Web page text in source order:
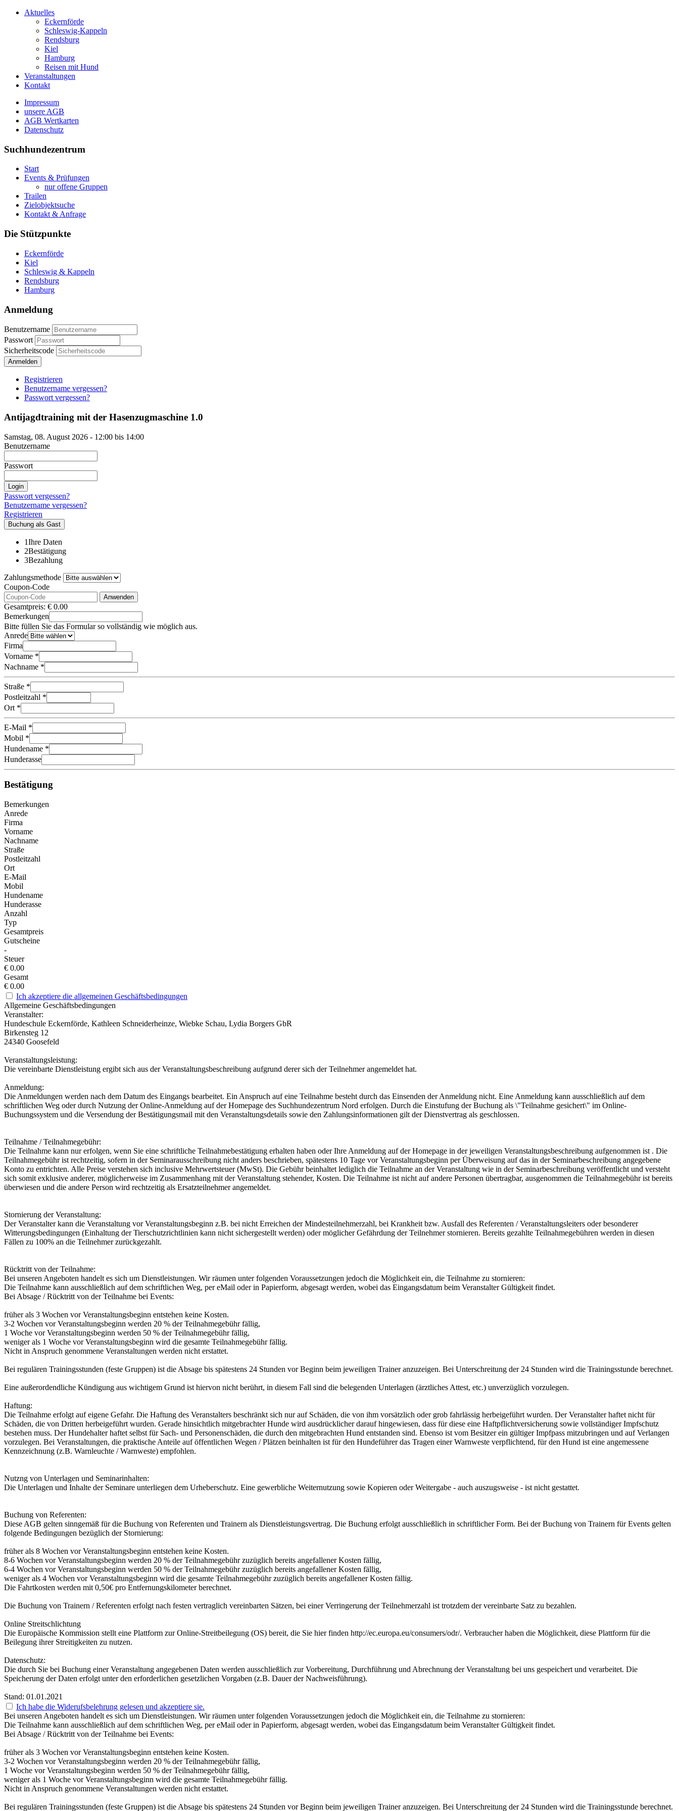
Aktuelles
Eckernförde
Schleswig-Kappeln
Rendsburg
Kiel
Hamburg
Reisen mit Hund
Veranstaltungen
Kontakt
Impressum
unsere AGB
AGB Wertkarten
Datenschutz
Suchhundezentrum
Start
Events & Prüfungen
nur offene Gruppen
Trailen
Zielobjektsuche
Kontakt & Anfrage
Die Stützpunkte
Eckernförde
Kiel
Schleswig & Kappeln
Rendsburg
Hamburg
Anmeldung
Benutzername
Passwort
Sicherheitscode
Anmelden
Registrieren
Benutzername vergessen?
Passwort vergessen?
Antijagdtraining mit der Hasenzugmaschine 1.0
Samstag, 08. August 2026 - 12:00 bis 14:00
Benutzername
Passwort
Login
Passwort vergessen?
Benutzername vergessen?
Registrieren
Buchung als Gast
1Ihre Daten
2Bestätigung
3Bezahlung
Zahlungsmethode
Coupon-Code
Anwenden
Gesamtpreis: € 0.00
Bemerkungen
Bitte füllen Sie das Formular so vollständig wie möglich aus.
Anrede
Firma
Vorname *
Nachname *
Straße *
Postleitzahl *
Ort *
E-Mail *
Mobil *
Hundename *
Hunderasse
Bestätigung
Bemerkungen
Anrede
Firma
Vorname
Nachname
Straße
Postleitzahl
Ort
E-Mail
Mobil
Hundename
Hunderasse
Anzahl
Typ
Gesamtpreis
Gutscheine
-
Steuer
€ 0.00
Gesamt
€ 0.00
Ich akzeptiere die allgemeinen Geschäftsbedingungen
Allgemeine Geschäftsbedingungen
Veranstalter:
Hundeschule Eckernförde, Kathleen Schneiderheinze, Wiebke Schau, Lydia Borgers GbR
Birkensteg 12
24340 Goosefeld
Veranstaltungsleistung:
Die vereinbarte Dienstleistung ergibt sich aus der Veranstaltungsbeschreibung aufgrund derer sich der Teilnehmer angemeldet hat.
Anmeldung:
Die Anmeldungen werden nach dem Datum des Eingangs bearbeitet. Ein Anspruch auf eine Teilnahme besteht durch das Einsenden der Anmeldung nicht. Eine Anmeldung kann ausschließlich auf dem
schriftlichen Weg oder durch Nutzung der Online-Anmeldung auf der Homepage des Suchhundezentrum Nord erfolgen. Durch die Einstufung der Buchung als \"Teilnahme gesichert\" im Online-
Buchungssystem und die Versendung der Bestätigungsmail mit den Veranstaltungsdetails sowie den Zahlungsinformationen gilt der Dienstvertrag als geschlossen.
Teilnahme / Teilnahmegebühr:
Die Teilnahme kann nur erfolgen, wenn Sie eine schriftliche Teilnahmebestätigung erhalten haben oder Ihre Anmeldung auf der Homepage in der jeweiligen Veranstaltungsbeschreibung aufgenommen ist . Die
Teilnahmegebühr ist rechtzeitig, sofern in der Seminarausschreibung nicht anders beschrieben, spätestens 10 Tage vor Veranstaltungsbeginn per Überweisung auf das in der Seminarbeschreibung angegebene
Konto zu entrichten. Alle Preise verstehen sich inclusive Mehrwertsteuer (MwSt). Die Gebühr beinhaltet lediglich die Teilnahme an der Veranstaltung wie in der Seminarbeschreibung veröffentlicht und versteht
sich somit exklusive anderer, möglicherweise im Zusammenhang mit der Veranstaltung stehender, Kosten. Die Teilnahme ist nicht auf andere Personen übertragbar, ausgenommen die Teilnahmegebühr ist bereits
überwiesen und die andere Person wird rechtzeitig als Ersatzteilnehmer angemeldet.
Stornierung der Veranstaltung:
Der Veranstalter kann die Veranstaltung vor Veranstaltungsbeginn z.B. bei nicht Erreichen der Mindesteilnehmerzahl, bei Krankheit bzw. Ausfall des Referenten / Veranstaltungsleiters oder besonderer
Witterungsbedingungen (Einhaltung der Tierschutzrichtlinien kann nicht sichergestellt werden) oder möglicher Gefährdung der Teilnehmer stornieren. Bereits gezahlte Teilnahmegebühren werden in diesen
Fällen zu 100% an die Teilnehmer zurückgezahlt.
Rücktritt von der Teilnahme:
Bei unseren Angeboten handelt es sich um Dienstleistungen. Wir räumen unter folgenden Voraussetzungen jedoch die Möglichkeit ein, die Teilnahme zu stornieren:
Die Teilnahme kann ausschließlich auf dem schriftlichen Weg, per eMail oder in Papierform, abgesagt werden, wobei das Eingangsdatum beim Veranstalter Gültigkeit findet.
Bei Absage / Rücktritt von der Teilnahme bei Events:
früher als 3 Wochen vor Veranstaltungsbeginn entstehen keine Kosten.
3-2 Wochen vor Veranstaltungsbeginn werden 20 % der Teilnahmegebühr fällig,
1 Woche vor Veranstaltungsbeginn werden 50 % der Teilnahmegebühr fällig,
weniger als 1 Woche vor Veranstaltungsbeginn wird die gesamte Teilnahmegebühr fällig.
Nicht in Anspruch genommene Veranstaltungen werden nicht erstattet.
Bei regulären Trainingsstunden (feste Gruppen) ist die Absage bis spätestens 24 Stunden vor Beginn beim jeweiligen Trainer anzuzeigen. Bei Unterschreitung der 24 Stunden wird die Trainingsstunde berechnet.
Eine außerordendliche Kündigung aus wichtigem Grund ist hiervon nicht berührt, in diesem Fall sind die belegenden Unterlagen (ärztliches Attest, etc.) unverzüglich vorzulegen.
Haftung:
Die Teilnahme erfolgt auf eigene Gefahr. Die Haftung des Veranstalters beschränkt sich nur auf Schäden, die von ihm vorsätzlich oder grob fahrlässig herbeigeführt wurden. Der Veranstalter haftet nicht für
Schäden, die von Dritten herbeigeführt wurden. Gerade hinsichtlich mitgebrachter Hunde wird ausdrücklicher darauf hingewiesen, dass für diese eine Haftpflichtversicherung sowie vollständiger Impfschutz
bestehen muss. Der Hundehalter haftet selbst für Sach- und Personenschäden, die durch den mitgebrachten Hund entstanden sind. Ebenso ist vom Besitzer ein gültiger Impfpass mitzubringen und auf Verlangen
vorzulegen. Bei Veranstaltungen, die praktische Anteile auf öffentlichen Wegen / Plätzen beinhalten ist für den Hundeführer das Tragen einer Warnweste verpflichtend, für den Hund ist eine angemessene
Kennzeichnung (z.B. Warnleuchte / Warnweste) empfohlen.
Nutzng von Unterlagen und Seminarinhalten:
Die Unterlagen und Inhalte der Seminare unterliegen dem Urheberschutz. Eine gewerbliche Weiternutzung sowie Kopieren oder Weitergabe - auch auszugsweise - ist nicht gestattet.
Buchung von Referenten:
Diese AGB gelten sinngemäß für die Buchung von Referenten und Trainern als Dienstleistungsvertrag. Die Buchung erfolgt ausschließlich in schriftlicher Form. Bei der Buchung von Trainern für Events gelten
folgende Bedingungen bezüglich der Stornierung:
früher als 8 Wochen vor Veranstaltungsbeginn entstehen keine Kosten.
8-6 Wochen vor Veranstaltungsbeginn werden 20 % der Teilnahmegebühr zuzüglich bereits angefallener Kosten fällig,
6-4 Wochen vor Veranstaltungsbeginn werden 50 % der Teilnahmegebühr zuzüglich bereits angefallener Kosten fällig,
weniger als 4 Wochen vor Veranstaltungsbeginn wird die gesamte Teilnahmegebühr zuzüglich bereits angefallener Kosten fällig.
Die Fahrtkosten werden mit 0,50€ pro Entfernungskilometer berechnet.
Die Buchung von Trainern / Referenten erfolgt nach festen vertraglich vereinbarten Sätzen, bei einer Verringerung der Teilnehmerzahl ist trotzdem der vereinbarte Satz zu bezahlen.
Online Streitschlichtung
Die Europäische Kommission stellt eine Plattform zur Online-Streitbeilegung (OS) bereit, die Sie hier finden http://ec.europa.eu/consumers/odr/. Verbraucher haben die Möglichkeit, diese Plattform für die
Beilegung ihrer Streitigkeiten zu nutzen.
Datenschutz:
Die durch Sie bei Buchung einer Veranstaltung angegebenen Daten werden ausschließlich zur Vorbereitung, Durchführung und Abrechnung der Veranstaltung bei uns gespeichert und verarbeitet. Die
Speicherung der Daten erfolgt unter den erforderlichen gesetzlichen Vorgaben (z.B. Dauer der Nachweisführung).
Stand: 01.01.2021
Ich habe die Widerufsbelehrung gelesen und akzeptiere sie.
Bei unseren Angeboten handelt es sich um Dienstleistungen. Wir räumen unter folgenden Voraussetzungen jedoch die Möglichkeit ein, die Teilnahme zu stornieren:
Die Teilnahme kann ausschließlich auf dem schriftlichen Weg, per eMail oder in Papierform, abgesagt werden, wobei das Eingangsdatum beim Veranstalter Gültigkeit findet.
Bei Absage / Rücktritt von der Teilnahme bei Events:
früher als 3 Wochen vor Veranstaltungsbeginn entstehen keine Kosten.
3-2 Wochen vor Veranstaltungsbeginn werden 20 % der Teilnahmegebühr fällig,
1 Woche vor Veranstaltungsbeginn werden 50 % der Teilnahmegebühr fällig,
weniger als 1 Woche vor Veranstaltungsbeginn wird die gesamte Teilnahmegebühr fällig.
Nicht in Anspruch genommene Veranstaltungen werden nicht erstattet.
Bei regulären Trainingsstunden (feste Gruppen) ist die Absage bis spätestens 24 Stunden vor Beginn beim jeweiligen Trainer anzuzeigen. Bei Unterschreitung der 24 Stunden wird die Trainingsstunde berechnet.